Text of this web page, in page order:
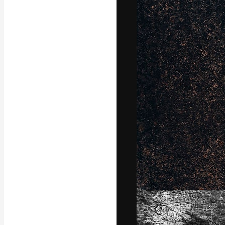
La piattaforma
migliori lavori.
creativi,
Italiano
Copyright ©